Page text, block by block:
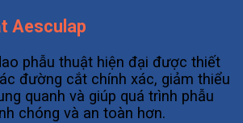
Aesculap
phẫu thuật hiện đại được thiết
đường cắt chính xác, giảm thiểu
quanh và giúp quá trình phẫu
chóng và an toàn hơn.